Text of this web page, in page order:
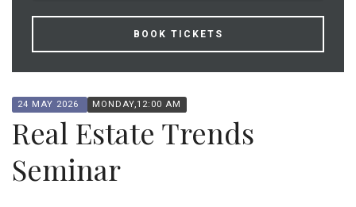
BOOK TICKETS
24 MAY 2026 MONDAY,12:00 AM
Real Estate Trends
Seminar